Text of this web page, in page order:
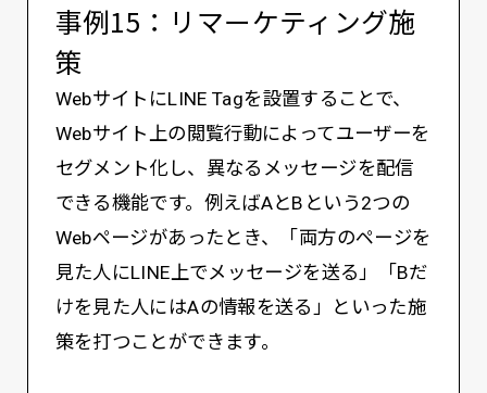
事例15：リマーケティング施
策
WebサイトにLINE Tagを設置することで、
Webサイト上の閲覧行動によってユーザーを
セグメント化し、異なるメッセージを配信
できる機能です。例えばAとBという2つの
Webページがあったとき、「両方のページを
見た人にLINE上でメッセージを送る」「Bだ
けを見た人にはAの情報を送る」といった施
策を打つことができます。